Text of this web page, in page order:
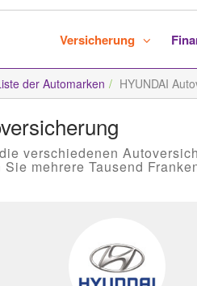
Versicherung
der Automarken HYUNDAI
verschiedenen
mehrere Tausend